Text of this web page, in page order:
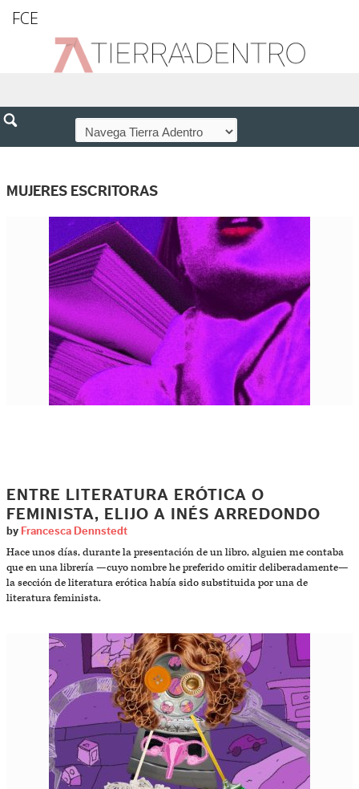
FCE
MUJERES ESCRITORAS
ENTRE LITERATURA ERÓTICA O
FEMINISTA, ELIJO A INÉS ARREDONDO
by Francesca Dennstedt
Hace unos días, durante la presentación de un libro, alguien me contaba
que en una librería —cuyo nombre he preferido omitir deliberadamente—
la sección de literatura erótica había sido substituida por una de
literatura feminista.